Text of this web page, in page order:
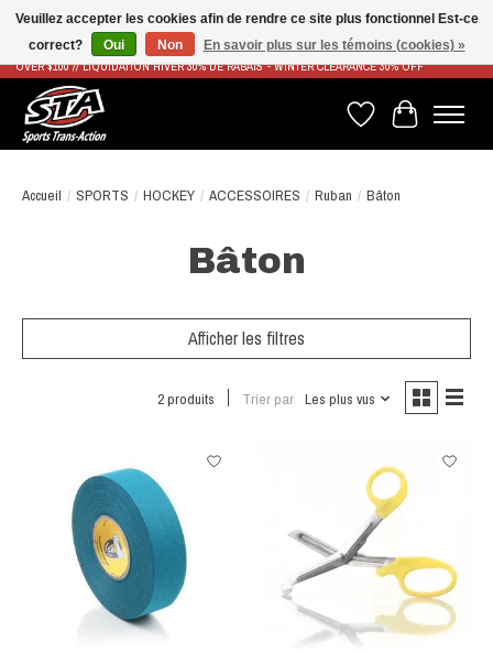
LIVRAISON RAPIDE ET GRATUITE À PARTIR DE 100$ - FAST & FREE SHIPPING ON ORDERS
OVER $100 // LIQUIDATION HIVER 30% DE RABAIS - WINTER CLEARANCE 30% OFF
Liste de souhaits
Panier
Accueil / SPORTS / HOCKEY / ACCESSOIRES / Ruban / Bâton
Bâton
Afficher les filtres
2 produits Trier par Les plus vus
Veuillez accepter les cookies afin de rendre ce site plus fonctionnel Est-ce
correct?
Oui Non En savoir plus sur les témoins (cookies) »